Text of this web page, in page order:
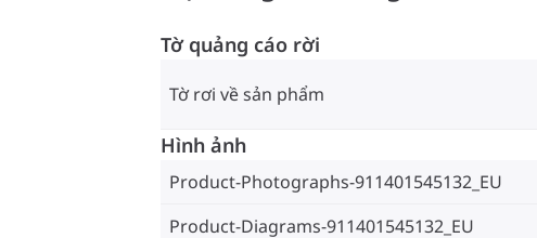
Tờ quảng cáo rời
Tờ rơi về sản phẩm
Hình ảnh
Product-Photographs-911401545132_EU
Product-Diagrams-911401545132_EU